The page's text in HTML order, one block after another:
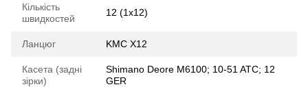
Кількість
швидкостей
12 (1x12)
Ланцюг KMC X12
Касета (задні
зірки)
Shimano Deore M6100; 10-51 ATC; 12
GER